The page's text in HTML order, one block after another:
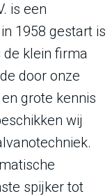
is een
1958 gestart is
klein firma
door onze
grote kennis
wij
spijker tot